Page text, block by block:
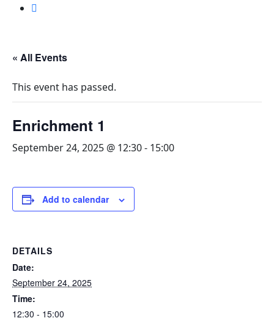
« All Events
This event has passed.
Enrichment 1
September 24, 2025 @ 12:30- 15:00
Add to calendar
DETAILS
Date:
September 24, 2025
Time:
12:30 - 15:00